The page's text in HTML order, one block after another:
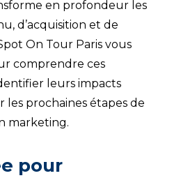
en profondeur les
d’acquisition et de
On Tour Paris vous
comprendre ces
leurs impacts
les prochaines étapes de
marketing.
pour